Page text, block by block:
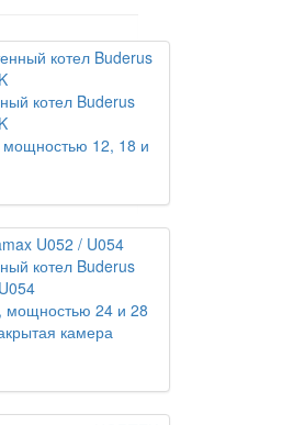
котел Buderus
мощностью 12, 18 и
котел Buderus
мощностью 24 и 28
камера